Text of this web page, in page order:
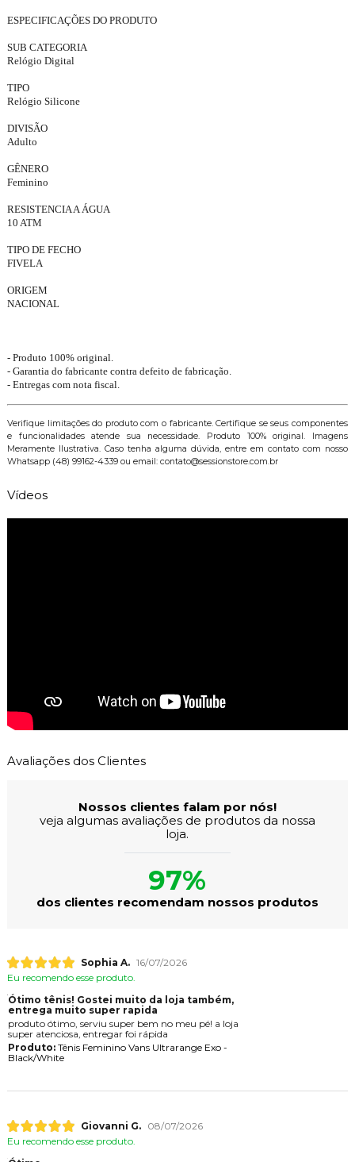
ESPECIFICAÇÕES DO PRODUTO
SUB CATEGORIA
Relógio Digital
TIPO
Relógio Silicone
DIVISÃO
Adulto
GÊNERO
Feminino
RESISTENCIA A ÁGUA
10 ATM
TIPO DE FECHO
FIVELA
ORIGEM
NACIONAL
- Produto 100% original.
- Garantia do fabricante contra defeito de fabricação.
- Entregas com nota fiscal.
Verifique limitações do produto com o fabricante. Certifique se seus componentes
e funcionalidades atende sua necessidade. Produto 100% original. Imagens
Meramente Ilustrativa. Caso tenha alguma dúvida, entre em contato com nosso
Whatsapp (48) 99162-4339 ou email: contato@sessionstore.com.br
Vídeos
Avaliações dos Clientes
Nossos clientes falam por nós!
veja algumas avaliações de produtos da nossa
loja.
97%
dos clientes recomendam nossos produtos
Sophia A. 16/07/2026
Eu recomendo esse produto.
Ótimo tênis! Gostei muito da loja também,
entrega muito super rapida
produto ótimo, serviu super bem no meu pé! a loja
super atenciosa, entregar foi rápida
Produto:Tênis Feminino Vans Ultrarange Exo -
Black/White
Giovanni G.
08/07/2026
Eu recomendo esse produto.